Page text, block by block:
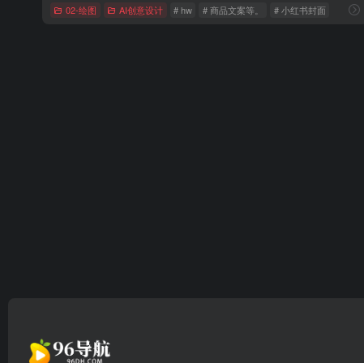
02-绘图 AI创意设计 # hw # 商品文案等。 # 小红书封面